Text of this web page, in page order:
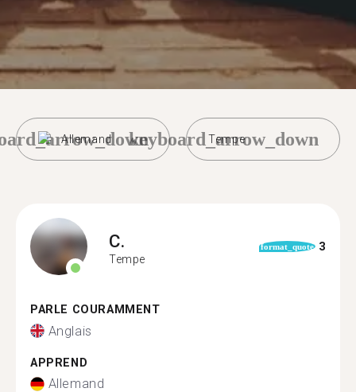
Allemand Tempe
keyboard_arrow_down
C.
Tempe
format_quote 3
PARLE COURAMMENT
Anglais
APPREND
Allemand